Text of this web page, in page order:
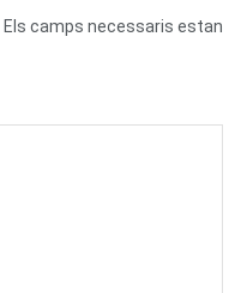
Els camps necessaris estan